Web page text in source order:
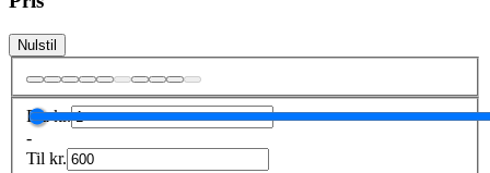
Nulstil
Frakr.
-
Til kr.